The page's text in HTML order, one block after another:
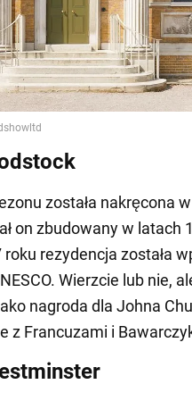
została nakręcona
on zbudowany w latach
rezydencja została
Wierzcie lub nie,
nagroda dla Johna
z Francuzami i